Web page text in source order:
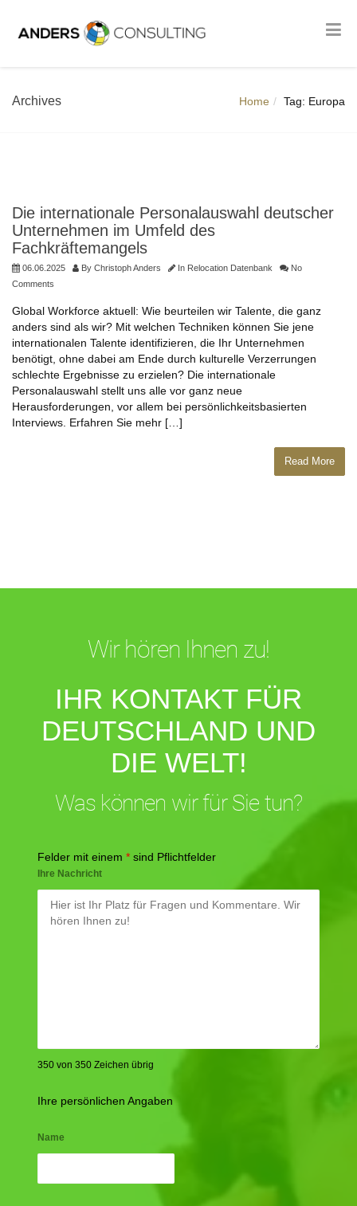
Archives Home Tag: Europa
Die internationale Personalauswahl deutscher
Unternehmen im Umfeld des
Fachkräftemangels
06.06.2025 By Christoph Anders In Relocation Datenbank
No
Comments
Global Workforce aktuell: Wie beurteilen wir Talente, die ganz
anders sind als wir? Mit welchen Techniken können Sie jene
internationalen Talente identifizieren, die Ihr Unternehmen
benötigt, ohne dabei am Ende durch kulturelle Verzerrungen
schlechte Ergebnisse zu erzielen? Die internationale
Personalauswahl stellt uns alle vor ganz neue
Herausforderungen, vor allem bei persönlichkeitsbasierten
Interviews. Erfahren Sie mehr […]
Read More
Wir hören Ihnen zu!
IHR KONTAKT FÜR
DEUTSCHLAND UND
DIE WELT!
Was können wir für Sie tun?
Felder mit einem * sind Pflichtfelder
Ihre Nachricht
350 von 350 Zeichen übrig
Ihre persönlichen Angaben
Name